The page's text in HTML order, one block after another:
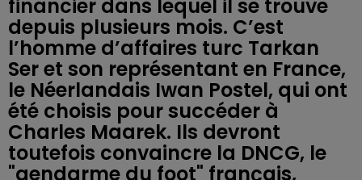
financier dans lequel il se trouve
depuis plusieurs mois. C’est
l’homme d’affaires turc Tarkan
Ser et son représentant en France,
le Néerlandais Iwan Postel, qui ont
été choisis pour succéder à
Charles Maarek. Ils devront
toutefois convaincre la DNCG, le
"gendarme du foot" français,